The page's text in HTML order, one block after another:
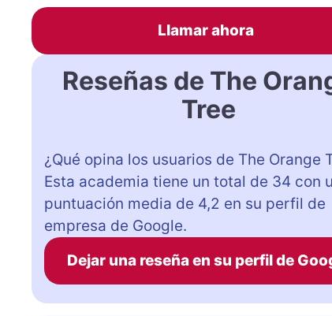
Llamar ahora
Reseñas de The
Tree
¿Qué opina los usuarios de The Orange
Esta academia tiene un total de 34 con
puntuación media de 4,2 en su perfil de
empresa de Google.
Dejar una reseña en su perfil de